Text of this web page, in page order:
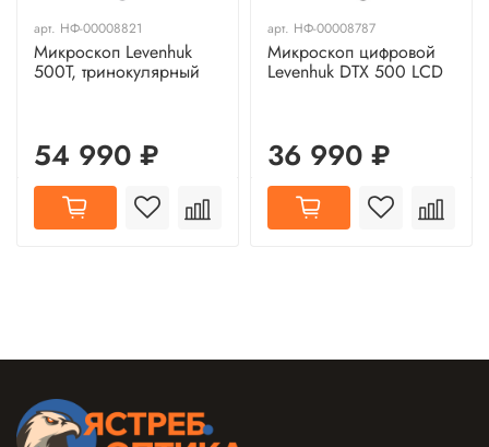
арт. НФ-00008821
Микроскоп Levenhuk
500T, тринокулярный
54 990 ₽
арт. НФ-00008787
Микроскоп цифровой
Levenhuk DTX 500 LCD
36 990 ₽